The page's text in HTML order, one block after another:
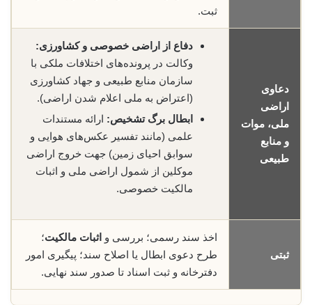
ثبت.
دعاوی
اراضی
ملی، موات
و منابع
طبیعی
دفاع از اراضی خصوصی و کشاورزی:
وکالت در پرونده‌های اختلافات ملکی با
سازمان منابع طبیعی و جهاد کشاورزی
(اعتراض به ملی اعلام شدن اراضی).
ابطال برگ تشخیص: ارائه مستندات
علمی (مانند تفسیر عکس‌های هوایی و
سوابق احیای زمین) جهت خروج اراضی
موکلین از شمول اراضی ملی و اثبات
مالکیت خصوصی.
ثبتی
اخذ سند رسمی؛ بررسی و اثبات مالکیت؛
طرح دعوی ابطال یا اصلاح سند؛ پیگیری امور
دفترخانه و ثبت اسناد تا صدور سند نهایی.